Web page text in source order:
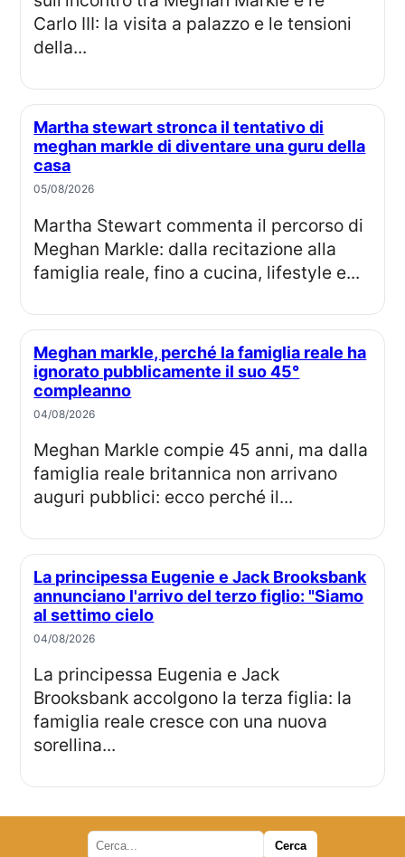
Carlo III: la visita a palazzo e le tensioni
della...
Martha stewart stronca il tentativo di
meghan markle di diventare una guru della
casa
05/08/2026
Martha Stewart commenta il percorso di
Meghan Markle: dalla recitazione alla
famiglia reale, fino a cucina, lifestyle e...
Meghan markle, perché la famiglia reale ha
ignorato pubblicamente il suo 45°
compleanno
04/08/2026
Meghan Markle compie 45 anni, ma dalla
famiglia reale britannica non arrivano
auguri pubblici: ecco perché il...
La principessa Eugenie e Jack Brooksbank
annunciano l'arrivo del terzo figlio: "Siamo
al settimo cielo
04/08/2026
La principessa Eugenia e Jack
Brooksbank accolgono la terza figlia: la
famiglia reale cresce con una nuova
sorellina...